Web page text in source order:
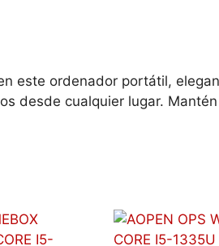
Core
Ultra
móvil
este ordenador portátil,
desde cualquier lugar.